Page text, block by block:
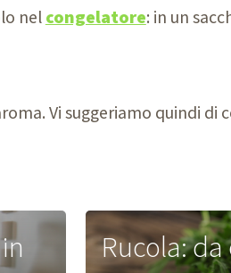
nel congelatore: in un
Vi suggeriamo quindi di
Rucola: